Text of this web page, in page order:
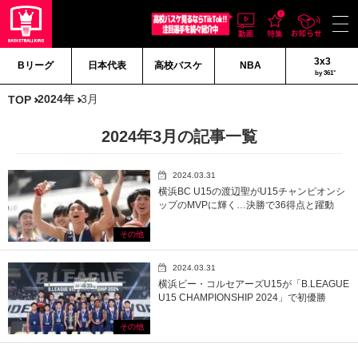
Bリーグ 日本代表 高校バスケ NBA 3x3
by 361°
TOP 2024年 3月
2024年3月の記事一覧
その他
2024.03.31
横浜BC U15の渡辺聖がU15チャンピオンシ
ップのMVPに輝く…決勝で36得点と躍動
その他
2024.03.31
横浜ビー・コルセアーズU15が「B.LEAGUE
U15 CHAMPIONSHIP 2024」で初優勝